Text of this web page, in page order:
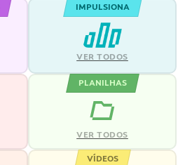
IMPULSIONA
VER TODOS
PLANILHAS
VER TODOS
VÍDEOS